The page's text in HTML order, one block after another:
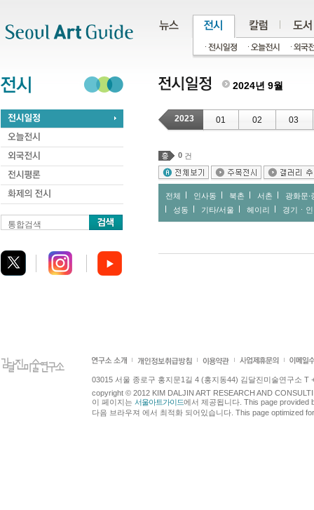
통합검색
2024년 9월
2023 01 02 03
0 건
전체 인사동 북촌 서촌
광화문∙
성동
기타/서울 헤이리 경기ㆍ
03015 서울 종로구 홍지문1길 4 (홍지동44) 김달진미술연구소 T
copyright © 2012 KIM DALJIN ART RESEARCH AND
이 페이지는 서울아트가이드에서 제공됩니다. This page provided
다음 브라우져 에서 최적화 되어있습니다. This page optimized